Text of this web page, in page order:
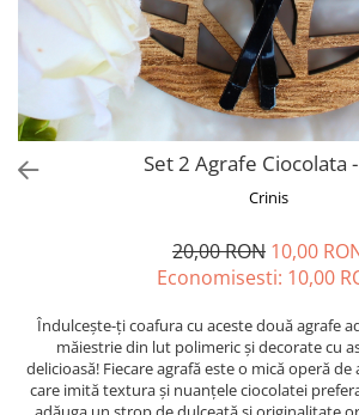
Friends
Fructe
Fundite
Monstera
Neon Collection
Tiny but Mighty
White Sensation
Set 2 Agrafe Ciocolata
Crinis
20,00 RON 10,00
Economisesti: 10,00
Îndulcește-ți coafura cu aceste două agrafe
măiestrie din lut polimeric și decorate cu
delicioasă! Fiecare agrafă este o mică operă
care imită textura și nuanțele ciocolatei